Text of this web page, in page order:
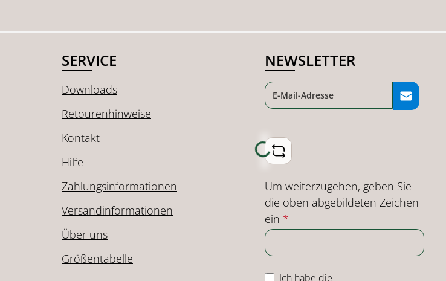
SERVICE
Downloads
Retourenhinweise
Kontakt
Hilfe
Zahlungsinformationen
Versandinformationen
Über uns
Größentabelle
NEWSLETTER
Loading...
Um weiterzugehen, geben Sie
die oben abgebildeten Zeichen
ein *
Ich habe die